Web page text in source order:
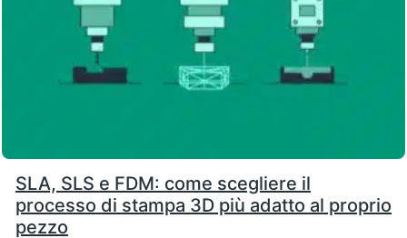
SLA, SLS e FDM: come scegliere il
processo di stampa 3D più adatto al proprio
pezzo